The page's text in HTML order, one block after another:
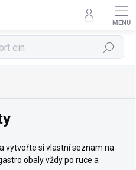
Suchen
vytvořte si vlastní seznam na
obaly vždy po ruce a